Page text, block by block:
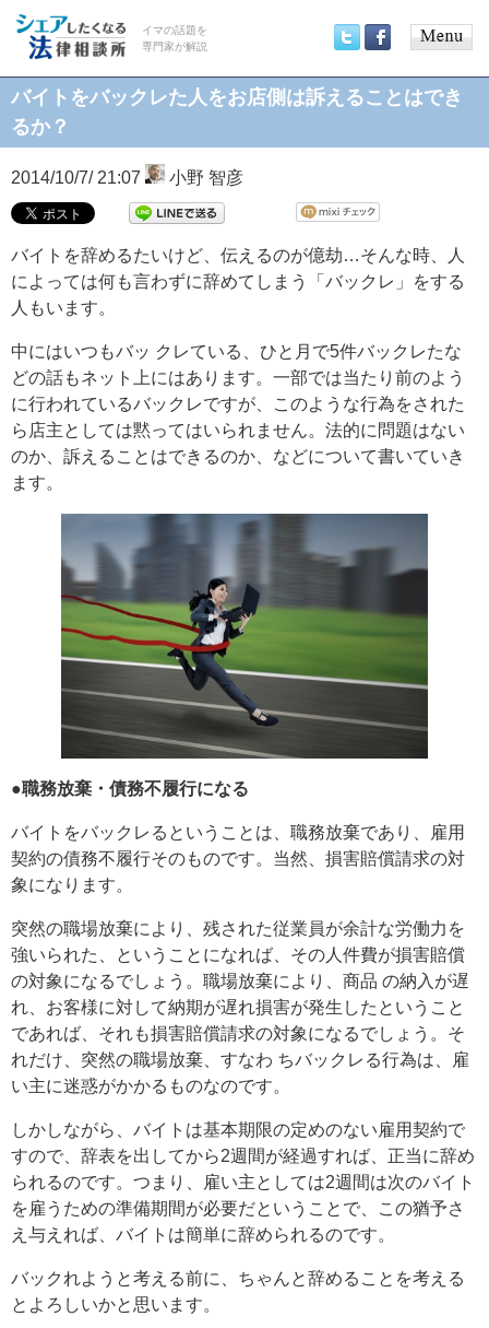
イマの話題を
専門家が解説
menu
バイトをバックレた人をお店側は訴えることはでき
るか？
2014/10/7/ 21:07 小野 智彦
バイトを辞めるたいけど、伝えるのが億劫…そんな時、人
によっては何も言わずに辞めてしまう「バックレ」をする
人もいます。
中にはいつもバッ クレている、ひと月で5件バックレたな
どの話もネット上にはあります。一部では当たり前のよう
に行われているバックレですが、このような行為をされた
ら店主としては黙ってはいられません。法的に問題はない
のか、訴えることはできるのか、などについて書いていき
ます。
●職務放棄・債務不履行になる
バイトをバックレるということは、職務放棄であり、雇用
契約の債務不履行そのものです。当然、損害賠償請求の対
象になります。
突然の職場放棄により、残された従業員が余計な労働力を
強いられた、ということになれば、その人件費が損害賠償
の対象になるでしょう。職場放棄により、商品 の納入が遅
れ、お客様に対して納期が遅れ損害が発生したということ
であれば、それも損害賠償請求の対象になるでしょう。そ
れだけ、突然の職場放棄、すなわ ちバックレる行為は、雇
い主に迷惑がかかるものなのです。
しかしながら、バイトは基本期限の定めのない雇用契約で
すので、辞表を出してから2週間が経過すれば、正当に辞め
られるのです。つまり、雇い主としては2週間は次のバイト
を雇うための準備期間が必要だということで、この猶予さ
え与えれば、バイトは簡単に辞められるのです。
バックれようと考える前に、ちゃんと辞めることを考える
とよろしいかと思います。